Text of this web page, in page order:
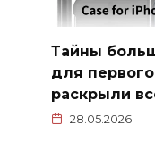
Тайны
для
раскрыли
28.05.2026